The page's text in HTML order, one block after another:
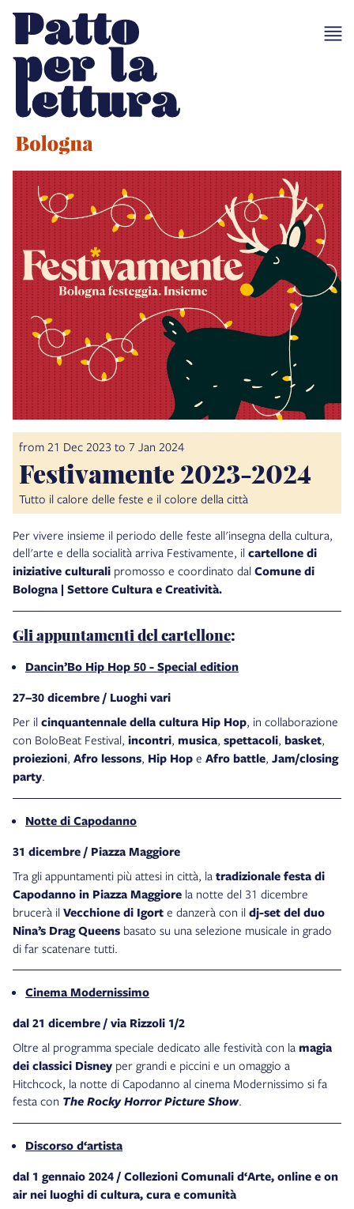
from 21 Dec 2023 to 7 Jan 2024
Festivamente 2023-2024
Tutto il calore delle feste e il colore della città
Per vivere insieme il periodo delle feste all'insegna della cultura,
dell'arte e della socialità arriva Festivamente, il cartellone di
iniziative culturali promosso e coordinato dal Comune di
Bologna | Settore Cultura e Creatività.
Gli appuntamenti del cartellone:
Dancin’Bo Hip Hop 50 - Special edition
27–30 dicembre / Luoghi vari
Per il cinquantennale della cultura Hip Hop, in collaborazione
con BoloBeat Festival, incontri, musica, spettacoli, basket,
proiezioni, Afro lessons, Hip Hop e Afro battle, Jam/closing
party.
Notte di Capodanno
31 dicembre / Piazza Maggiore
Tra gli appuntamenti più attesi in città, la tradizionale festa di
Capodanno in Piazza Maggiore la notte del 31 dicembre
brucerà il Vecchione di Igort e danzerà con il dj-set del duo
Nina’s Drag Queens basato su una selezione musicale in grado
di far scatenare tutti.
Cinema Modernissimo
dal 21 dicembre / via Rizzoli 1/2
Oltre al programma speciale dedicato alle festività con la magia
dei classici Disney per grandi e piccini e un omaggio a
Hitchcock, la notte di Capodanno al cinema Modernissimo si fa
festa con The Rocky Horror Picture Show.
Discorso d‘artista
dal 1 gennaio 2024 / Collezioni Comunali d‘Arte, online e on
air nei luoghi di cultura, cura e comunità